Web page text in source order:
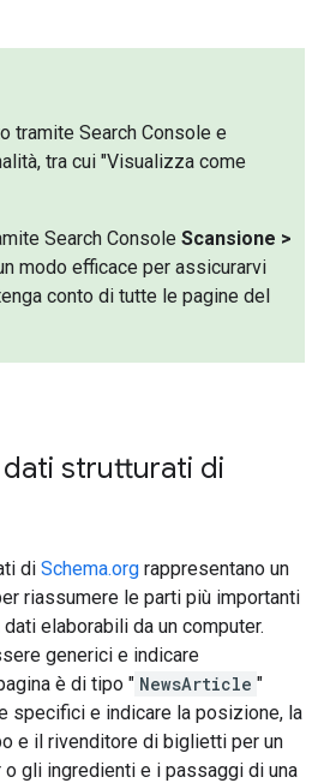
tramite Search Console e
tra cui "Visualizza come
Search ConsoleScansione >
modo efficace per assicurarvi
conto di tutte le pagine del
strutturati di
di Schema.org rappresentano un
riassumere le parti più importanti
elaborabili da un computer.
generici e indicare
è di tipo " NewsArticle "
specifici e indicare la posizione, la
e il rivenditore di biglietti per un
gli ingredienti e i passaggi di una